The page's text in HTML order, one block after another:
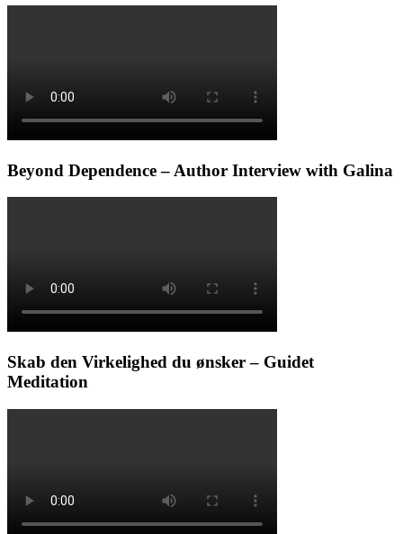
Beyond Dependence – Author Interview with Galina
Skab den Virkelighed du ønsker – Guidet
Meditation